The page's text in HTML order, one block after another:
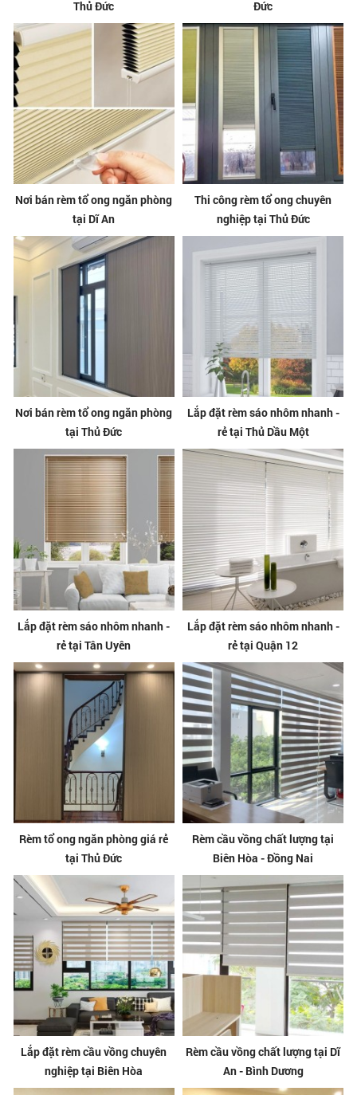
Thủ Đức Đức
Nơi bán rèm tổ ong ngăn phòng
tại Dĩ An
Thi công rèm tổ ong chuyên
nghiệp tại Thủ Đức
Nơi bán rèm tổ ong ngăn phòng
tại Thủ Đức
Lắp đặt rèm sáo nhôm nhanh -
rẻ tại Thủ Dầu Một
Lắp đặt rèm sáo nhôm nhanh -
rẻ tại Tân Uyên
Lắp đặt rèm sáo nhôm nhanh -
rẻ tại Quận 12
Rèm tổ ong ngăn phòng giá rẻ
tại Thủ Đức
Rèm cầu vồng chất lượng tại
Biên Hòa - Đồng Nai
Lắp đặt rèm cầu vồng chuyên
nghiệp tại Biên Hòa
Rèm cầu vồng chất lượng tại Dĩ
An - Bình Dương